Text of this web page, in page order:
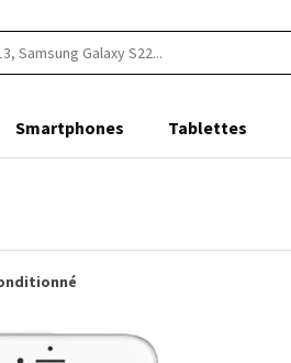
Smartphones Tablettes